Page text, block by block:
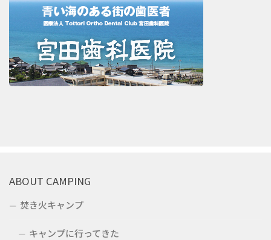
ABOUT CAMPING
焚き火キャンプ
キャンプに行ってきた